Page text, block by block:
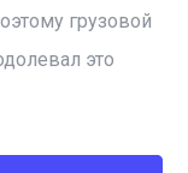
грузовой
это